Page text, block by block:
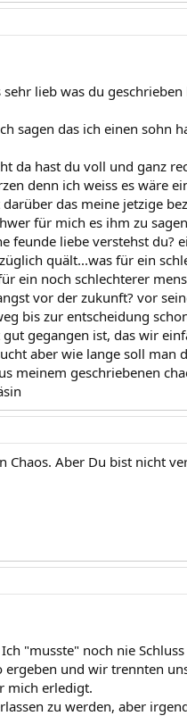
lieb was du geschrieben
sagen das ich einen sohn
da hast du voll und ganz
denn ich weiss es wäre
das meine jetzige
für mich es ihm zu
feunde liebe verstehst du?
quält...was für ein
ein noch schlechterer
vor der zukunft? vor
bis zur entscheidung
gegangen ist, das wir
aber wie lange soll man
meinem geschriebenen
Chaos. Aber Du bist nicht
"musste" noch nie
ergeben und wir trennten
mich erledigt.
zu werden, aber